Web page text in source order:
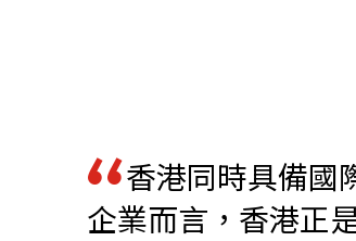
香港同時具備國
企業而言，香港正